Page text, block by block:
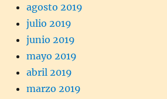
agosto 2019
julio 2019
junio 2019
mayo 2019
abril 2019
marzo 2019